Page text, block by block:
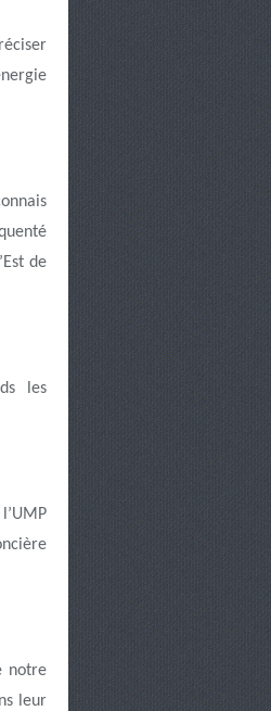
de
les
notre
leur